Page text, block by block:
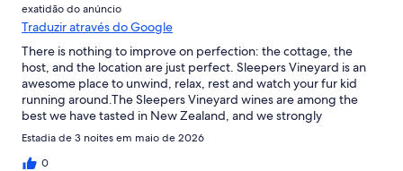
exatidão do anúncio
Traduzir através do Google
There is nothing to improve on perfection: the cottage, the
host, and the location are just perfect. Sleepers Vineyard is an
awesome place to unwind, relax, rest and watch your fur kid
running around.The Sleepers Vineyard wines are among the
best we have tasted in New Zealand, and we strongly
recommend buying a few bottles to enjoy after you have left
Estadia de 3 noites em maio de 2026
0